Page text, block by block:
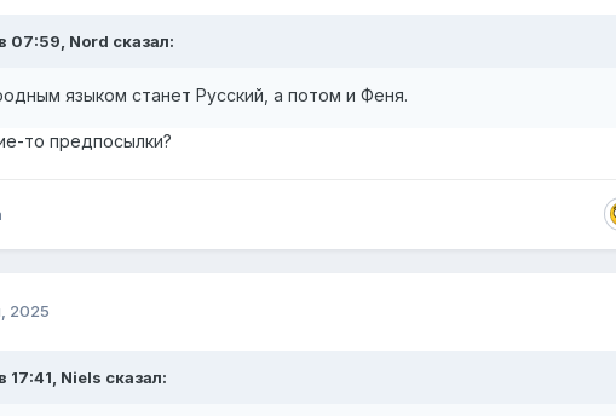
07:59, Nord сказал:
языком станет Русский, а потом и Феня.
то предпосылки?
2025
Niels сказал: